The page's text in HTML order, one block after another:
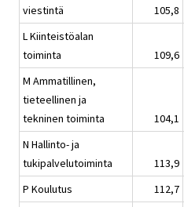
viestintä
105,8
L Kiinteistöalan
toiminta
109,6
M Ammatillinen,
tieteellinen ja
tekninen toiminta
104,1
N Hallinto- ja
tukipalvelutoiminta
113,9
P Koulutus
112,7